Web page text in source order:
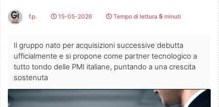
f.p. 15-05-2026 Tempo di lettura 5 minuti
Il gruppo nato per acquisizioni successive debutta
ufficialmente e si propone come partner tecnologico a
tutto tondo delle PMI italiane, puntando a una crescita
sostenuta